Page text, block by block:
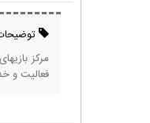
مرکز
فعالیت و